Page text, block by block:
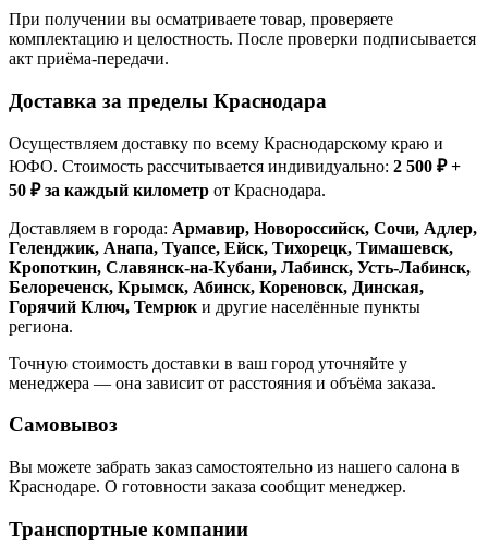
При получении вы осматриваете товар, проверяете
комплектацию и целостность. После проверки подписывается
акт приёма-передачи.
Доставка за пределы Краснодара
Осуществляем доставку по всему Краснодарскому краю и
ЮФО. Стоимость рассчитывается индивидуально: 2 500 ₽ +
50 ₽ за каждый километр от Краснодара.
Доставляем в города: Армавир, Новороссийск, Сочи, Адлер,
Геленджик, Анапа, Туапсе, Ейск, Тихорецк, Тимашевск,
Кропоткин, Славянск-на-Кубани, Лабинск, Усть-Лабинск,
Белореченск, Крымск, Абинск, Кореновск, Динская,
Горячий Ключ, Темрюк и другие населённые пункты
региона.
Точную стоимость доставки в ваш город уточняйте у
менеджера — она зависит от расстояния и объёма заказа.
Самовывоз
Вы можете забрать заказ самостоятельно из нашего салона в
Краснодаре. О готовности заказа сообщит менеджер.
Транспортные компании